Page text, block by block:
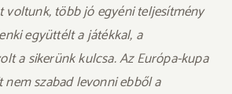
voltunk, több jó egyéni teljesítmény
együttélt a játékkal, a
a sikerünk kulcsa. Az Európa-kupa
szabad levonni ebből a